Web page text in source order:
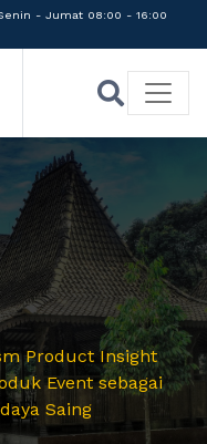
- Jumat 08:00 - 16:00
Product Insight
Event sebagai
Saing